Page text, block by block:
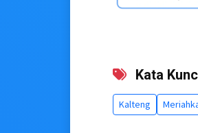
Kata
Kalteng